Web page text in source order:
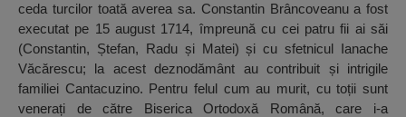
ceda turcilor toată averea sa. Constantin Brâncoveanu a fost
executat pe 15 august 1714, împreună cu cei patru fii ai săi
(Constantin, Ștefan, Radu și Matei) și cu sfetnicul Ianache
Văcărescu; la acest deznodământ au contribuit și intrigile
familiei Cantacuzino. Pentru felul cum au murit, cu toții sunt
venerați de către Biserica Ortodoxă Română, care i-a